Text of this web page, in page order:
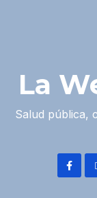
La
Salud pública,